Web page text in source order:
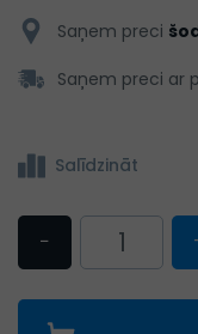
Saņem preci
Saņem preci ar
Salīdzināt
−